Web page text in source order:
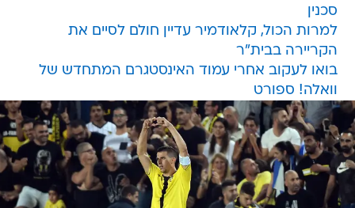
סכנין
למרות הכול, קלאודמיר עדיין חולם לסיים את
הקריירה בבית"ר
בואו לעקוב אחרי עמוד האינסטגרם המתחדש של
וואלה! ספורט